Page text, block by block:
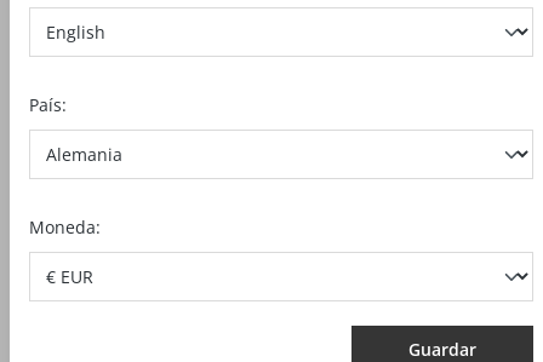
País:
Moneda:
Guardar